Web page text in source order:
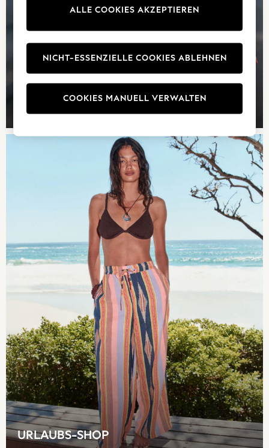
116 - 134cm
T-Shirts
Shorts & Skirts
Coats & Jackets
Sweatshirts & Hoodies
Trousers & Leggings
Nightwear & Pyjamas
Jumpsuits & Playsuits
Shirts & Blouses
Swimwear
Sportswear
Dungarees
Multipacks
All Holiday Shop
Dresses
Shorts
Skirts
Sandals & Sliders
Rash Vests
Sun Safe Swimwear
Sun Hats & Caps
All Footwear
New In
URLAUBS-SHOP
ALLE COOKIES AKZEPTIEREN
COOKIES MANUELL VERWALTEN
NICHT-ESSENZIELLE COOKIES ABLEHNEN